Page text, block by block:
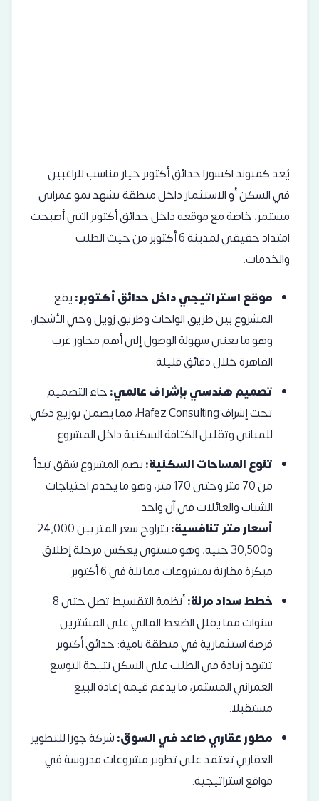
يُعد كمبوند اكسورا حدائق أكتوبر خيار مناسب للراغبين
في السكن أو الاستثمار داخل منطقة تشهد نمو عمراني
مستمر، خاصة مع موقعه داخل حدائق أكتوبر التي أصبحت
امتداد حقيقي لمدينة 6 أكتوبر من حيث الطلب
والخدمات.
موقع استراتيجي داخل حدائق أكتوبر:يقع
المشروع بين طريق الواحات وطريق زويل وحي الأشجار،
وهو ما يعني سهولة الوصول إلى أهم محاور غرب
القاهرة خلال دقائق قليلة.
تصميم هندسي بإشراف عالمي:جاء التصميم
تحت إشراف Hafez Consulting، مما يضمن توزيع ذكي
للمباني وتقليل الكثافة السكنية داخل المشروع.
تنوع المساحات السكنية:يضم المشروع شقق تبدأ
من 70 متر وحتى 170 متر، وهو ما يخدم احتياجات
الشباب والعائلات في آن واحد.
أسعار متر تنافسية:
يتراوح سعر المتر بين 24,000
و30,500 جنيه، وهو مستوى يعكس مرحلة إطلاق
مبكرة مقارنة بمشروعات مماثلة في 6 أكتوبر.
خطط سداد مرنة:
أنظمة التقسيط تصل حتى 8
سنوات مما يقلل الضغط المالي على المشترين.
فرصة استثمارية في منطقة نامية: حدائق أكتوبر
تشهد زيادة في الطلب على السكن نتيجة التوسع
العمراني المستمر، ما يدعم قيمة إعادة البيع
مستقبلا.
مطور عقاري صاعد في السوق:شركة جورا للتطوير
العقاري تعتمد على تطوير مشروعات مدروسة في
مواقع استراتيجية.